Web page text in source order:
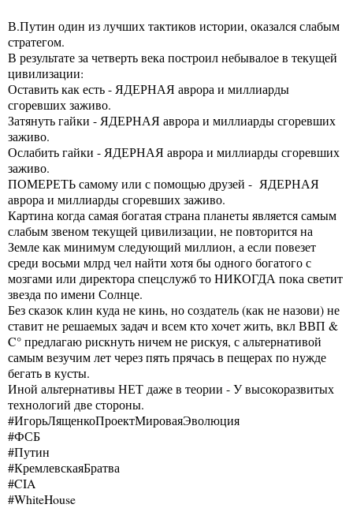
В.Путин один из лучших тактиков истории, оказался слабым
стратегом.
В результате за четверть века построил небывалое в текущей
цивилизации:
Оставить как есть - ЯДЕРНАЯ аврора и миллиарды
сгоревших заживо.
Затянуть гайки - ЯДЕРНАЯ аврора и миллиарды сгоревших
заживо.
Ослабить гайки - ЯДЕРНАЯ аврора и миллиарды сгоревших
заживо.
ПОМЕРЕТЬ самому или с помощью друзей - ЯДЕРНАЯ
аврора и миллиарды сгоревших заживо.
Картина когда самая богатая страна планеты является самым
слабым звеном текущей цивилизации, не повторится на
Земле как минимум следующий миллион, а если повезет
среди восьми млрд чел найти хотя бы одного богатого с
мозгами или директора спецслужб то НИКОГДА пока светит
звезда по имени Солнце.
Без сказок клин куда не кинь, но создатель (как не назови) не
ставит не решаемых задач и всем кто хочет жить, вкл ВВП &
C° предлагаю рискнуть ничем не рискуя, с альтернативой
самым везучим лет через пять прячась в пещерах по нужде
бегать в кусты.
Иной альтернативы НЕТ даже в теории - У высокоразвитых
технологий две стороны.
#ИгорьЛященкоПроектМироваяЭволюция
#ФСБ
#Путин
#КремлевскаяБратва
#CIA
#WhiteHouse